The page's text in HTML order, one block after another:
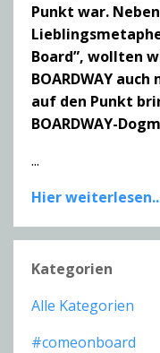
Punkt war.
Board”, wollten
BOARDWAY
auf den Punkt
BOARDWAY-
...
Hier
Kategorien
Alle Kategorien
#comeonboard